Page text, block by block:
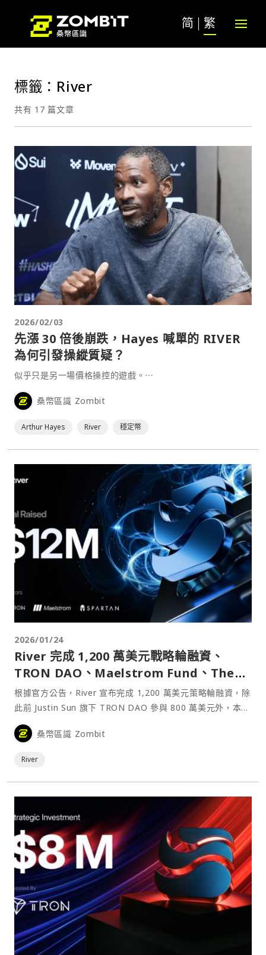
简 繁
標籤：River
共有 17 篇文章
2026/02/03
先漲 30 倍後崩跌，Hayes 喊單的 RIVER
為何引發操縱質疑？
似乎只是另一場價格操控的遊戲。⋯
桑幣區識 Zombit
Arthur Hayes River 穩定幣
2026/01/24
River 完成 1,200 萬美元戰略輪融資、
TRON DAO、Maelstrom Fund、The
Spartan Group 等參投
根據官方公告，River 宣布完成 1,200 萬美元策略輪融資，除
此前 Justin Sun 旗下 TRON DAO 參與 800 萬美元外，本輪
投資者還包括 Arthur Hayes 旗下 Maelstrom Fund、The
Spartan Group 以及來自美國和歐洲的納斯達克上市公司和
桑幣區識 Zombit
River